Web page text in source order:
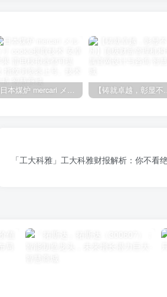
日本煤炉 mercari メルカリ cookie提取技术 安卓 苹果 雷电模拟器都可提取,指纹浏览器上号。技术支持 【铸就卓越，彰显
「工大科雅」工大科雅财报解析：你不看